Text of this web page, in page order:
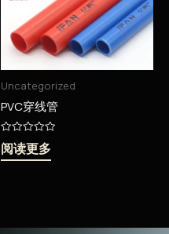
Uncategorized
PVC穿线管
评
分
0
阅读更多